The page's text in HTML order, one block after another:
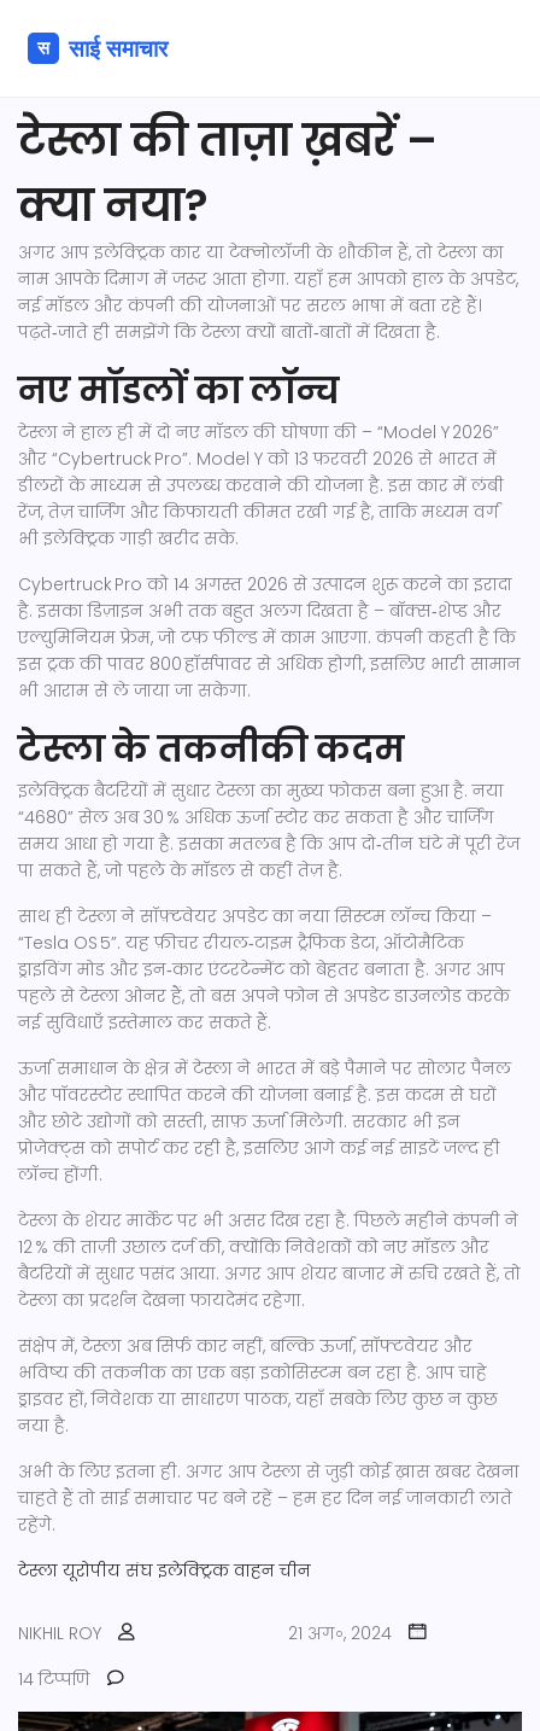
टेस्ला की ताज़ा ख़बरें –
क्या नया?
अगर आप इलेक्ट्रिक कार या टेक्नोलॉजी के शौकीन हैं, तो टेस्ला का
नाम आपके दिमाग में जरूर आता होगा. यहाँ हम आपको हाल के अपडेट,
नई मॉडल और कंपनी की योजनाओं पर सरल भाषा में बता रहे हैं।
पढ़ते‑जाते ही समझेंगे कि टेस्ला क्यों बातों‑बातों में दिखता है.
नए मॉडलों का लॉन्च
टेस्ला ने हाल ही में दो नए मॉडल की घोषणा की – “Model Y 2026”
और “Cybertruck Pro”. Model Y को 13 फ़रवरी 2026 से भारत में
डीलरों के माध्यम से उपलब्ध करवाने की योजना है. इस कार में लंबी
रेंज, तेज़ चार्जिंग और किफायती कीमत रखी गई है, ताकि मध्यम वर्ग
भी इलेक्ट्रिक गाड़ी खरीद सके.
Cybertruck Pro को 14 अगस्त 2026 से उत्पादन शुरू करने का इरादा
है. इसका डिज़ाइन अभी तक बहुत अलग दिखता है – बॉक्स‑शेप्ड और
एल्युमिनियम फ्रेम, जो टफ़ फील्ड में काम आएगा. कंपनी कहती है कि
इस ट्रक की पावर 800 हॉर्सपावर से अधिक होगी, इसलिए भारी सामान
भी आराम से ले जाया जा सकेगा.
टेस्ला के तकनीकी कदम
इलेक्ट्रिक बैटरियों में सुधार टेस्ला का मुख्य फोकस बना हुआ है. नया
“4680” सेल अब 30 % अधिक ऊर्जा स्टोर कर सकता है और चार्जिंग
समय आधा हो गया है. इसका मतलब है कि आप दो‑तीन घंटे में पूरी रेंज
पा सकते हैं, जो पहले के मॉडल से कहीं तेज़ है.
साथ ही टेस्ला ने सॉफ़्टवेयर अपडेट का नया सिस्टम लॉन्च किया –
“Tesla OS 5”. यह फ़ीचर रीयल‑टाइम ट्रैफिक डेटा, ऑटोमैटिक
ड्राइविंग मोड और इन‑कार एंटरटेन्मेंट को बेहतर बनाता है. अगर आप
पहले से टेस्ला ओनर हैं, तो बस अपने फोन से अपडेट डाउनलोड करके
नई सुविधाएँ इस्तेमाल कर सकते हैं.
ऊर्जा समाधान के क्षेत्र में टेस्ला ने भारत में बड़े पैमाने पर सोलार पैनल
और पॉवरस्टोर स्थापित करने की योजना बनाई है. इस कदम से घरों
और छोटे उद्योगों को सस्ती, साफ़ ऊर्जा मिलेगी. सरकार भी इन
प्रोजेक्ट्स को सपोर्ट कर रही है, इसलिए आगे कई नई साइटें जल्द ही
लॉन्च होंगी.
टेस्ला के शेयर मार्केट पर भी असर दिख रहा है. पिछले महीने कंपनी ने
12 % की ताज़ी उछाल दर्ज की, क्योंकि निवेशकों को नए मॉडल और
बैटरियों में सुधार पसंद आया. अगर आप शेयर बाजार में रुचि रखते हैं, तो
टेस्ला का प्रदर्शन देखना फायदेमंद रहेगा.
संक्षेप में, टेस्ला अब सिर्फ कार नहीं, बल्कि ऊर्जा, सॉफ्टवेयर और
भविष्य की तकनीक का एक बड़ा इकोसिस्टम बन रहा है. आप चाहे
ड्राइवर हों, निवेशक या साधारण पाठक, यहाँ सबके लिए कुछ न कुछ
नया है.
अभी के लिए इतना ही. अगर आप टेस्ला से जुड़ी कोई ख़ास खबर देखना
चाहते हैं तो साई समाचार पर बने रहें – हम हर दिन नई जानकारी लाते
रहेंगे.
टेस्ला यूरोपीय संघ इलेक्ट्रिक वाहन चीन
NIKHIL ROY
21 अग॰, 2024
14 टिप्पणि